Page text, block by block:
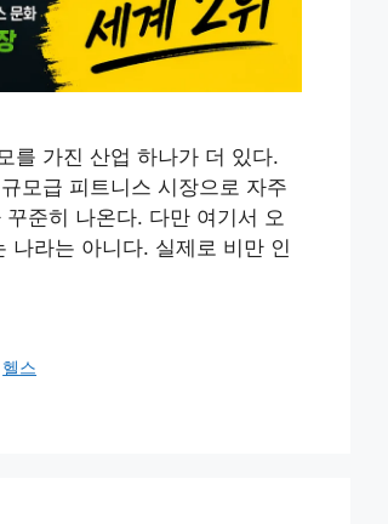
를 가진 산업 하나가 더 있다.
모급 피트니스 시장으로 자주
준히 나온다. 다만 여기서 오
나라는 아니다. 실제로 비만 인
헬스